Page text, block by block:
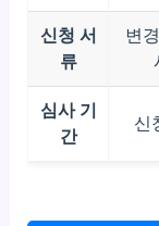
신청 서
류
변
심사 기
간
신